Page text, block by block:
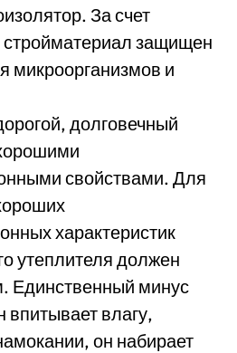
За счет
стройматериал защищен
микроорганизмов и
долговечный
свойствами. Для
характеристик
утеплителя должен
Единственный минус
впитывает влагу,
он набирает